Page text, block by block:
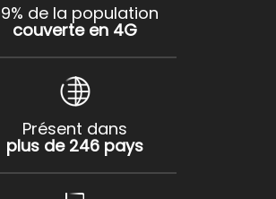
de la population
couverte en 4G
Présent dans
plus de 246 pays